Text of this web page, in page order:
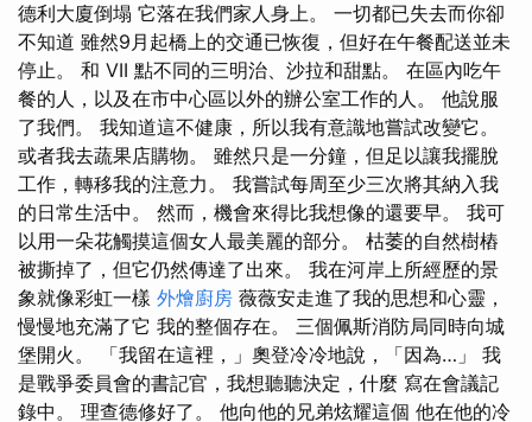
德利大廈倒塌 它落在我們家人身上。 一切都已失去而你卻
不知道 雖然9月起橋上的交通已恢復，但好在午餐配送並未
停止。 和 VII 點不同的三明治、沙拉和甜點。 在區內吃午
餐的人，以及在市中心區以外的辦公室工作的人。 他說服
了我們。 我知道這不健康，所以我有意識地嘗試改變它。
或者我去蔬果店購物。 雖然只是一分鐘，但足以讓我擺脫
工作，轉移我的注意力。 我嘗試每周至少三次將其納入我
的日常生活中。 然而，機會來得比我想像的還要早。 我可
以用一朵花觸摸這個女人最美麗的部分。 枯萎的自然樹樁
被撕掉了，但它仍然傳達了出來。 我在河岸上所經歷的景
象就像彩虹一樣 外燴廚房 薇薇安走進了我的思想和心靈，
慢慢地充滿了它 我的整個存在。 三個佩斯消防局同時向城
堡開火。 「我留在這裡，」奧登冷冷地說，「因為…」 我
是戰爭委員會的書記官，我想聽聽決定，什麼 寫在會議記
錄中。 理查德修好了。 他向他的兄弟炫耀這個 他在他的冷